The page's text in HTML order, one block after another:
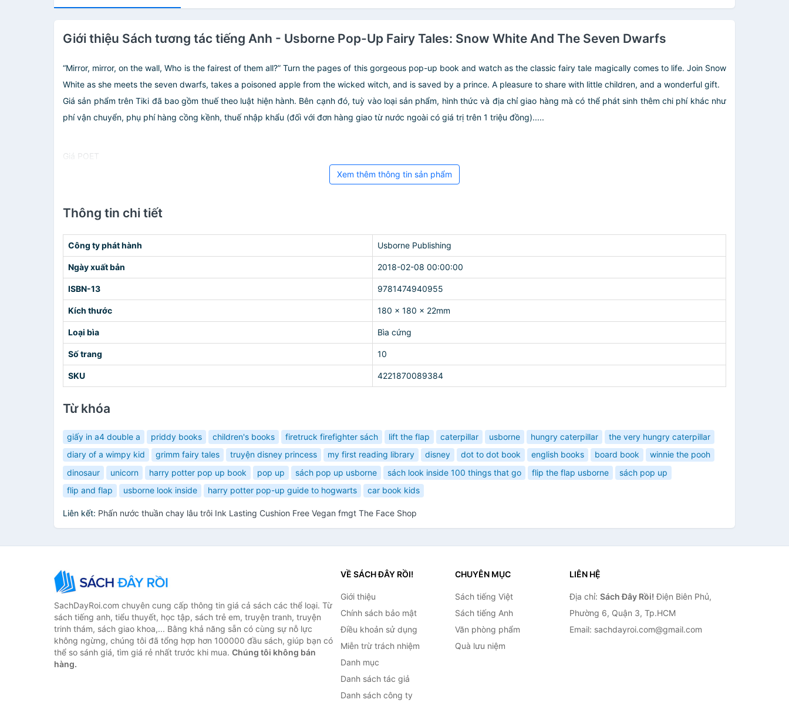
Giới thiệu Sách tương tác tiếng Anh - Usborne Pop-Up Fairy Tales: Snow White And The Seven Dwarfs
“Mirror, mirror, on the wall, Who is the fairest of them all?” Turn the pages of this gorgeous pop-up book and watch as the classic fairy tale magically comes to life. Join Snow
White as she meets the seven dwarfs, takes a poisoned apple from the wicked witch, and is saved by a prince. A pleasure to share with little children, and a wonderful gift.
Giá sản phẩm trên Tiki đã bao gồm thuế theo luật hiện hành. Bên cạnh đó, tuỳ vào loại sản phẩm, hình thức và địa chỉ giao hàng mà có thể phát sinh thêm chi phí khác như
phí vận chuyển, phụ phí hàng cồng kềnh, thuế nhập khẩu (đối với đơn hàng giao từ nước ngoài có giá trị trên 1 triệu đồng).....
Giá POET
Xem thêm thông tin sản phẩm
Thông tin chi tiết
Công ty phát hành Usborne Publishing
Ngày xuất bản 2018-02-08 00:00:00
ISBN-13 9781474940955
Kích thước 180 x 180 x 22mm
Loại bìa Bìa cứng
Số trang 10
SKU 4221870089384
Từ khóa
giấy in a4 double a priddy books children's books firetruck firefighter sách lift the flap caterpillar usborne hungry caterpillar
the very hungry caterpillar
diary of a wimpy kid
grimm fairy tales truyện disney princess my first reading library disney dot to dot book english books board book
winnie the pooh
dinosaur
unicorn harry potter pop up book pop up sách pop up usborne sách look inside 100 things that go flip the flap usborne
sách pop up
flip and flap
usborne look inside harry potter pop-up guide to hogwarts car book kids
Liên kết: Phấn nước thuần chay lâu trôi Ink Lasting Cushion Free Vegan fmgt The Face Shop
SachDayRoi.com chuyên cung cấp thông tin giá cả sách các thể loại. Từ
sách tiếng anh, tiểu thuyết, học tập, sách trẻ em, truyện tranh, truyện
trinh thám, sách giao khoa,... Bằng khả năng sẵn có cùng sự nỗ lực
không ngừng, chúng tôi đã tổng hợp hơn 100000 đầu sách, giúp bạn có
thể so sánh giá, tìm giá rẻ nhất trước khi mua. Chúng tôi không bán
hàng.
VỀ SÁCH ĐÂY RỒI!
Giới thiệu
Chính sách bảo mật
Điều khoản sử dụng
Miễn trừ trách nhiệm
Danh mục
Danh sách tác giả
Danh sách công ty
CHUYÊN MỤC
Sách tiếng Việt
Sách tiếng Anh
Văn phòng phẩm
Quà lưu niệm
LIÊN HỆ
Địa chỉ: Sách Đây Rồi! Điện Biên Phủ,
Phường 6, Quận 3, Tp.HCM
Email: sachdayroi.com@gmail.com